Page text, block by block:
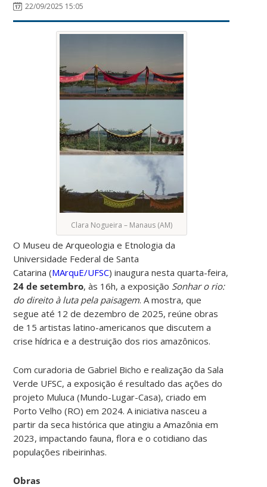
22/09/2025 15:05
Clara Nogueira – Manaus (AM)
O Museu de Arqueologia e Etnologia da
Universidade Federal de Santa
Catarina(MArquE/UFSC) inaugura nesta quarta-feira,
24 de setembro, às 16h, a exposição Sonhar o rio:
do direito à luta pela paisagem. A mostra, que
segue até 12 de dezembro de 2025, reúne obras
de 15 artistas latino-americanos que discutem a
crise hídrica e a destruição dos rios amazônicos.
Com curadoria de Gabriel Bicho e realização da Sala
Verde UFSC, a exposição é resultado das ações do
projeto Muluca (Mundo-Lugar-Casa), criado em
Porto Velho (RO) em 2024. A iniciativa nasceu a
partir da seca histórica que atingiu a Amazônia em
2023, impactando fauna, flora e o cotidiano das
populações ribeirinhas.
Obras